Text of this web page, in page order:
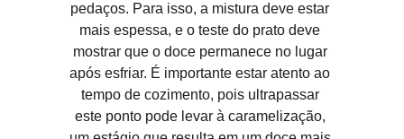
pedaços. Para isso, a mistura deve estar
mais espessa, e o teste do prato deve
mostrar que o doce permanece no lugar
após esfriar. É importante estar atento ao
tempo de cozimento, pois ultrapassar
este ponto pode levar à caramelização,